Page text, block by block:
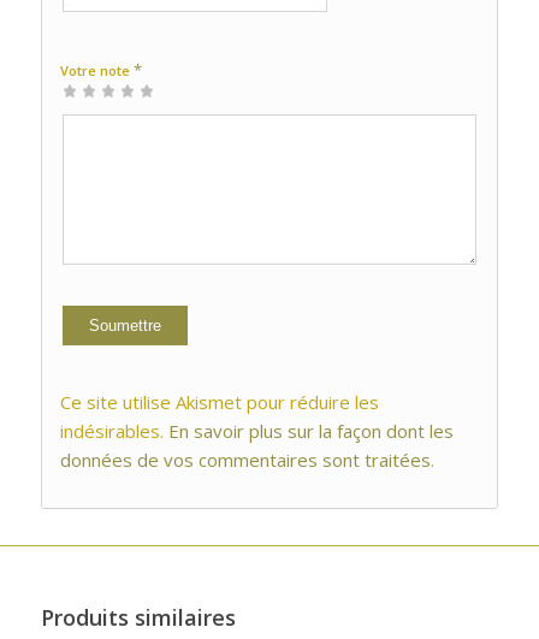
Votre note *
1 étoile
2 étoiles
3 étoiles
4 étoiles
5 étoiles
Ce site utilise Akismet pour réduire les
indésirables. En savoir plus sur la façon dont les
données de vos commentaires sont traitées.
Produits similaires